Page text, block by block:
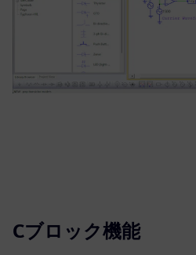
Cブロック機能